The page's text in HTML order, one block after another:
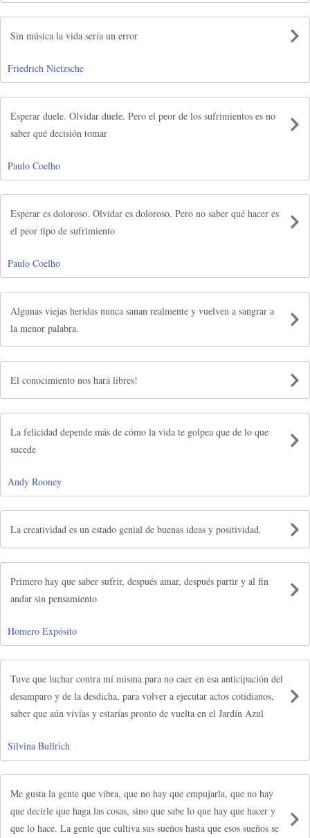
Sin música la vida sería un error
Friedrich Nietzsche
Esperar duele. Olvidar duele. Pero el peor de los sufrimientos es no
saber qué decisión tomar
Paulo Coelho
Esperar es doloroso. Olvidar es doloroso. Pero no saber qué hacer es
el peor tipo de sufrimiento
Paulo Coelho
Algunas viejas heridas nunca sanan realmente y vuelven a sangrar a
la menor palabra.
El conocimiento nos hará libres!
La felicidad depende más de cómo la vida te golpea que de lo que
sucede
Andy Rooney
La creatividad es un estado genial de buenas ideas y positividad.
Primero hay que saber sufrir, después amar, después partir y al fin
andar sin pensamiento
Homero Expósito
Tuve que luchar contra mí misma para no caer en esa anticipación del
desamparo y de la desdicha, para volver a ejecutar actos cotidianos,
saber que aún vivías y estarías pronto de vuelta en el Jardín Azul
Silvina Bullrich
Me gusta la gente que vibra, que no hay que empujarla, que no hay
que decirle que haga las cosas, sino que sabe lo que hay que hacer y
que lo hace. La gente que cultiva sus sueños hasta que esos sueños se